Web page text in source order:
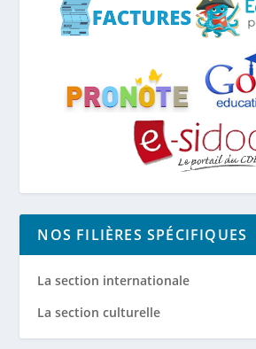
NOS FILIÈRES SPÉCIFIQUES
La section internationale
La section culturelle